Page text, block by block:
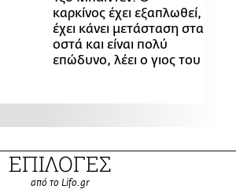
καρκίνος έχει εξαπλωθεί,
έχει κάνει μετάσταση στα
οστά και είναι πολύ
επώδυνο, λέει ο γιος του
ΕΠΙΛΟΓΕΣ
από το Lifo.gr